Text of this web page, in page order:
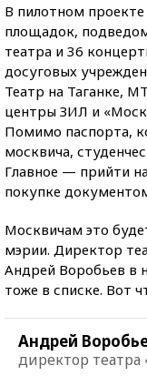
В пилотном
площадок,
театра и 36
досуговых
Театр на Таганке,
центры ЗИЛ и
Помимо паспорта,
москвича,
Главное — прийти
покупке
Москвичам это
мэрии. Директор
Андрей Воробьев в
тоже в списке. Вот
Андрей
директор